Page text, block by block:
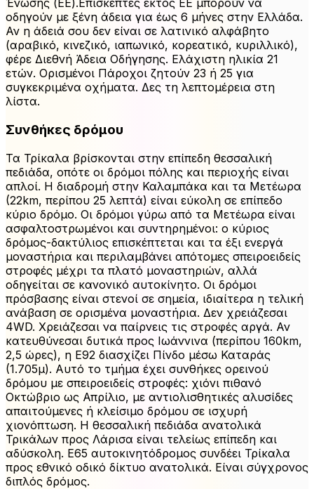
Ένωσης (ΕΕ).Επισκέπτες εκτός ΕΕ μπορούν να
οδηγούν με ξένη άδεια για έως 6 μήνες στην Ελλάδα.
Αν η άδειά σου δεν είναι σε λατινικό αλφάβητο
(αραβικό, κινεζικό, ιαπωνικό, κορεατικό, κυριλλικό),
φέρε Διεθνή Άδεια Οδήγησης. Ελάχιστη ηλικία 21
ετών. Ορισμένοι Πάροχοι ζητούν 23 ή 25 για
συγκεκριμένα οχήματα. Δες τη λεπτομέρεια στη
λίστα.
Συνθήκες δρόμου
Τα Τρίκαλα βρίσκονται στην επίπεδη θεσσαλική
πεδιάδα, οπότε οι δρόμοι πόλης και περιοχής είναι
απλοί. Η διαδρομή στην Καλαμπάκα και τα Μετέωρα
(22km, περίπου 25 λεπτά) είναι εύκολη σε επίπεδο
κύριο δρόμο. Οι δρόμοι γύρω από τα Μετέωρα είναι
ασφαλτοστρωμένοι και συντηρημένοι: ο κύριος
δρόμος-δακτύλιος επισκέπτεται και τα έξι ενεργά
μοναστήρια και περιλαμβάνει απότομες σπειροειδείς
στροφές μέχρι τα πλατό μοναστηριών, αλλά
οδηγείται σε κανονικό αυτοκίνητο. Οι δρόμοι
πρόσβασης είναι στενοί σε σημεία, ιδιαίτερα η τελική
ανάβαση σε ορισμένα μοναστήρια. Δεν χρειάζεσαι
4WD. Χρειάζεσαι να παίρνεις τις στροφές αργά. Αν
κατευθύνεσαι δυτικά προς Ιωάννινα (περίπου 160km,
2,5 ώρες), η Ε92 διασχίζει Πίνδο μέσω Καταράς
(1.705μ). Αυτό το τμήμα έχει συνθήκες ορεινού
δρόμου με σπειροειδείς στροφές: χιόνι πιθανό
Οκτώβριο ως Απρίλιο, με αντιολισθητικές αλυσίδες
απαιτούμενες ή κλείσιμο δρόμου σε ισχυρή
χιονόπτωση. Η θεσσαλική πεδιάδα ανατολικά
Τρικάλων προς Λάρισα είναι τελείως επίπεδη και
αδύσκολη. Ε65 αυτοκινητόδρομος συνδέει Τρίκαλα
προς εθνικό οδικό δίκτυο ανατολικά. Είναι σύγχρονος
διπλός δρόμος.